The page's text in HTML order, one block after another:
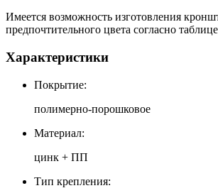
Имеется возможность изготовления
предпочтительного цвета согласно
Характеристики
Покрытие:
полимерно-порошковое
Материал:
цинк + ПП
Тип крепления: